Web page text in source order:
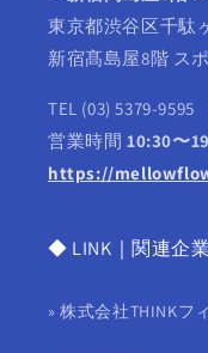
東京都渋谷区千駄
新宿髙島屋8階 ス
TEL (03) 5379-9595
営業時間 10:30〜
https://
◆ LINK｜関連企
» 株式会社THINKフ